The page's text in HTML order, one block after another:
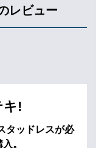
レビュー
キ!
タッドレスが必
。